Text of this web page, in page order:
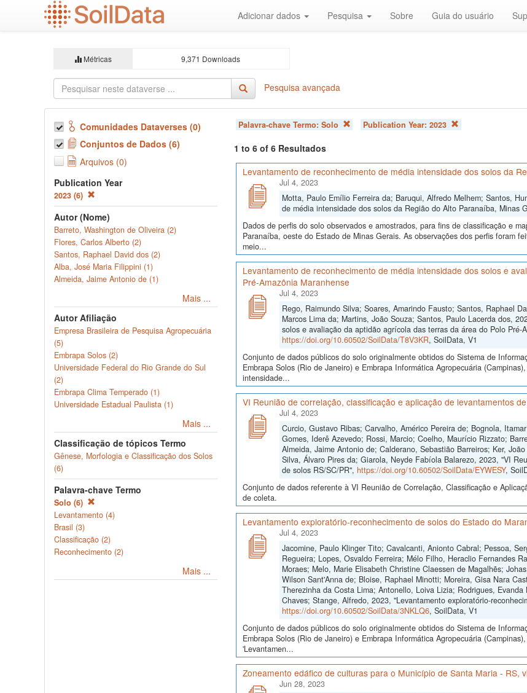
Adicionar dados Pesquisa Sobre Guia do usuário
Métricas 9,371 Downloads
Pesquisa avançada
Comunidades Dataverses (0)
Conjuntos de Dados (6)
Arquivos (0)
Publication Year
2023 (6)
Autor (Nome)
Barreto, Washington de Oliveira (2)
Flores, Carlos Alberto (2)
Santos, Raphael David dos (2)
Alba, José Maria Filippini (1)
Almeida, Jaime Antonio de (1)
Mais ...
Autor Afiliação
Empresa Brasileira de Pesquisa Agropecuária
(5)
Embrapa Solos (2)
Universidade Federal do Rio Grande do Sul
(2)
Embrapa Clima Temperado (1)
Universidade Estadual Paulista (1)
Mais ...
Classificação de tópicos Termo
Gênese, Morfologia e Classificação dos Solos
(6)
Palavra-chave Termo
Solo (6)
Levantamento (4)
Brasil (3)
Classificação (2)
Reconhecimento (2)
Mais ...
Palavra-chave Termo: Solo Publication Year: 2023
1 to 6 of 6 Resultados
Levantamento de reconhecimento de média intensidade dos solos da
Jul 4, 2023
Motta, Paulo Emílio Ferreira da; Baruqui, Alfredo Melhem; Santos,
de média intensidade dos solos da Região do Alto Paranaíba, Minas
Dados de perfis do solo observados e amostrados, para fins de classificação e
Paranaíba, oeste do Estado de Minas Gerais. As observações dos perfis foram
meio...
Levantamento de reconhecimento de média intensidade dos solos e
Pré-Amazônia Maranhense
Jul 4, 2023
Rego, Raimundo Silva; Soares, Amarindo Fausto; Santos, Raphael
Marcos Lima da; Martins, João Souza; Santos, Paulo Lacerda dos,
solos e avaliação da aptidão agrícola das terras da área do Polo Pré-
https://doi.org/10.60502/SoilData/T8V3KR, SoilData, V1
Conjunto de dados públicos do solo originalmente obtidos do Sistema de
Embrapa Solos (Rio de Janeiro) e Embrapa Informática Agropecuária
intensidade...
VI Reunião de correlação, classificação e aplicação de levantamentos
Jul 4, 2023
Curcio, Gustavo Ribas; Carvalho, Américo Pereira de; Bognola,
Gomes, Iderê Azevedo; Rossi, Marcio; Coelho, Maurício Rizzato;
Almeida, Jaime Antonio de; Calderano, Sebastião Barreiros; Ker,
Silva, Álvaro Pires da; Giarola, Neyde Fabíola Balarezo, 2023, "VI
de solos RS/SC/PR", https://doi.org/10.60502/SoilData/EYWESY,
Conjunto de dados referente à VI Reunião de Correlação, Classificação e
de coleta.
Levantamento exploratório-reconhecimento de solos do Estado do
Jul 4, 2023
Jacomine, Paulo Klinger Tito; Cavalcanti, Anionto Cabral; Pessoa,
Regueira; Lopes, Osvaldo Ferreira; Mélo Filho, Heraclio Fernandes
Moraes; Melo, Marie Elisabeth Christine Claessen de Magalhẽs;
Wilson Sant'Anna de; Bloise, Raphael Minotti; Moreira, Gisa Nara
Therezinha da Costa Lima; Antonello, Loiva Lizia; Rodrigues,
Chaves; Stange, Alfredo, 2023, "Levantamento exploratório-
https://doi.org/10.60502/SoilData/3NKLQ6, SoilData, V1
Conjunto de dados públicos do solo originalmente obtidos do Sistema de
Embrapa Solos (Rio de Janeiro) e Embrapa Informática Agropecuária
'Levantamen...
Zoneamento edáfico de culturas para o Município de Santa Maria - RS,
Jun 28, 2023